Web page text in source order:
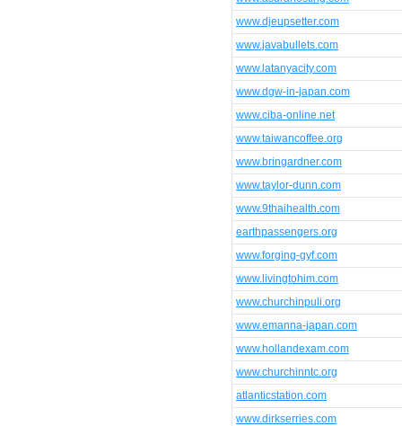
www.djeupsetter.com
www.javabullets.com
www.latanyacity.com
www.dgw-in-japan.com
www.ciba-online.net
www.taiwancoffee.org
www.bringardner.com
www.taylor-dunn.com
www.9thaihealth.com
earthpassengers.org
www.forging-gyf.com
www.livingtohim.com
www.churchinpuli.org
www.emanna-japan.com
www.hollandexam.com
www.churchinntc.org
atlanticstation.com
www.dirkserries.com